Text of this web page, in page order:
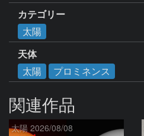
カテゴリー
太陽
天体
太陽
プロミネンス
関連作品
太陽 2026/08/08